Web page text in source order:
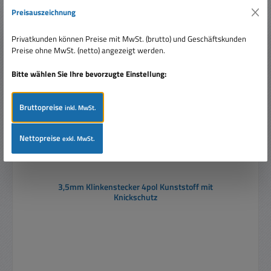
Produktgalerie überspringen
Ähnliche Artikel
3,5mm Klinkenstecker 4pol Kunststoff mit
Knickschutz
Preisauszeichnung
Privatkunden können Preise mit MwSt. (brutto) und Geschäftskunden
Preise ohne MwSt. (netto) angezeigt werden.
Bitte wählen Sie Ihre bevorzugte Einstellung:
Bruttopreiseinkl. MwSt.
Nettopreiseexkl. MwSt.